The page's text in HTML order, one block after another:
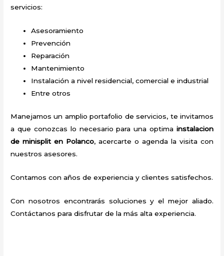
servicios:
Asesoramiento
Prevención
Reparación
Mantenimiento
Instalación a nivel residencial, comercial e industrial
Entre otros
Manejamos un amplio portafolio de servicios, te invitamos
a que conozcas lo necesario para una optima instalacion
de minisplit en Polanco, acercarte o agenda la visita con
nuestros asesores.
Contamos con años de experiencia y clientes satisfechos.
Con nosotros encontrarás soluciones y el mejor aliado.
Contáctanos para disfrutar de la más alta experiencia.